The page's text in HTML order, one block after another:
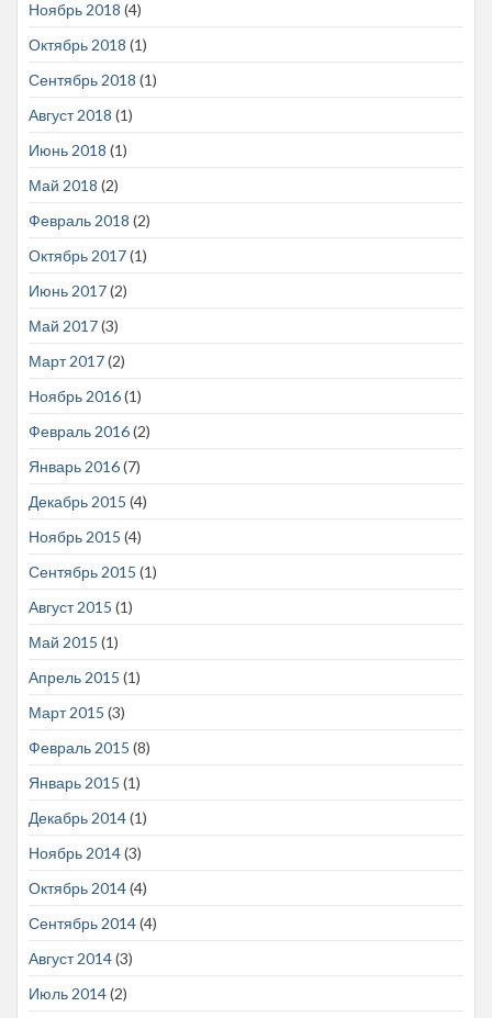
Ноябрь 2018 (4)
Октябрь 2018 (1)
Сентябрь 2018 (1)
Август 2018 (1)
Июнь 2018 (1)
Май 2018 (2)
Февраль 2018 (2)
Октябрь 2017(1)
Июнь 2017(2)
Май 2017(3)
Март 2017(2)
Ноябрь 2016(1)
Февраль 2016(2)
Январь 2016(7)
Декабрь 2015 (4)
Ноябрь 2015 (4)
Сентябрь 2015 (1)
Август 2015 (1)
Май 2015 (1)
Апрель 2015 (1)
Март 2015 (3)
Февраль 2015 (8)
Январь 2015 (1)
Декабрь 2014(1)
Ноябрь 2014(3)
Октябрь 2014(4)
Сентябрь 2014(4)
Август 2014(3)
Июль 2014(2)